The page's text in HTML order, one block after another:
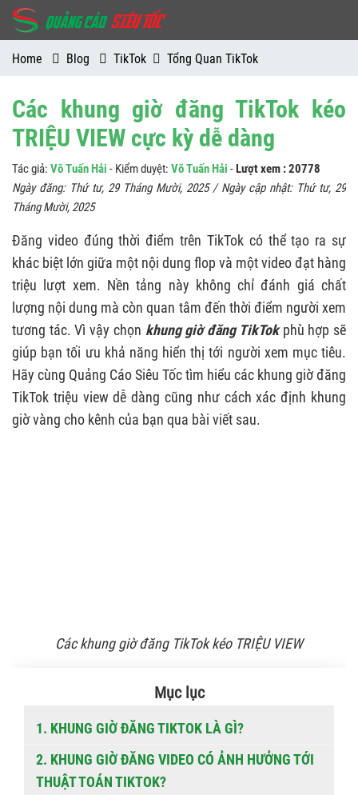
Home Blog TikTok Tổng Quan TikTok
Các khung giờ đăng TikTok kéo
TRIỆU VIEW cực kỳ dễ dàng
Tác giả: Võ Tuấn Hải - Kiểm duyệt: Võ Tuấn Hải -Lượt xem : 20778
Ngày đăng: Thứ tư, 29 Tháng Mười, 2025/ Ngày cập nhật: Thứ tư, 29
Tháng Mười, 2025
Đăng video đúng thời điểm trên TikTok có thể tạo ra sự
khác biệt lớn giữa một nội dung flop và một video đạt hàng
triệu lượt xem. Nền tảng này không chỉ đánh giá chất
lượng nội dung mà còn quan tâm đến thời điểm người xem
tương tác. Vì vậy chọn khung giờ đăng TikTokphù hợp sẽ
giúp bạn tối ưu khả năng hiển thị tới người xem mục tiêu.
Hãy cùng Quảng Cáo Siêu Tốc tìm hiểu các khung giờ đăng
TikTok triệu view dễ dàng cũng như cách xác định khung
giờ vàng cho kênh của bạn qua bài viết sau.
Các khung giờ đăng TikTok kéo TRIỆU VIEW
Mục lục
1. KHUNG GIỜ ĐĂNG TIKTOK LÀ GÌ?
2. KHUNG GIỜ ĐĂNG VIDEO CÓ ẢNH HƯỞNG TỚI
THUẬT TOÁN TIKTOK?